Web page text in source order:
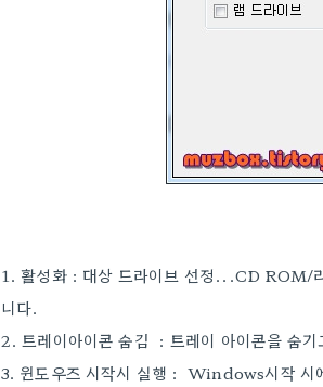
1. 활성화 : 대상 드라이브 선정...CD ROM/
니다.
2. 트레이아이콘 숨김 : 트레이 아이콘을 숨기
3. 윈도우즈 시작시 실행 : Windows시작 시